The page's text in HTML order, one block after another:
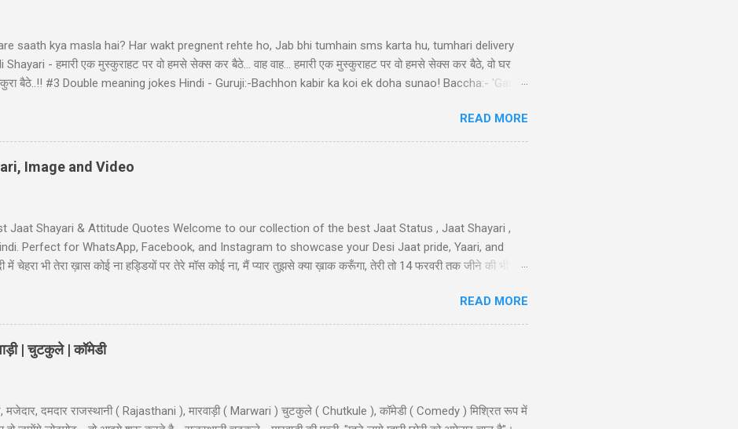
saath kya masla hai? Har wakt pregnent rehte ho, Jab bhi tumhain sms karta hu, tumhari delivery
- हमारी एक मुस्कुराहट पर वो हमसे सेक्स कर बैठे... वाह वाह... हमारी एक मुस्कुराहट पर वो हमसे सेक्स कर बैठे, वो घर
बैठे..!! #3 Double meaning jokes Hindi - Guruji:-Bachhon kabir ka koi ek doha sunao! Baccha:- 'Ganga
"bacha mera hai" Wife: wah ji wah! baratan mera,dudh mera thodasa nimbu kya nichod diya,
Gali Shayari - तुम आरजू तो करो मोहब्बत की, हम इतने भी गरीब नहीं कि... तुम आरजू तो करो मोहब्बत की, हम इतने भी गरीब
कर सकें! #6 Gali wali shayari - Ishq k sahare jiya nahi karte, Gum k pyalo ko piya nahi ka...
READ MORE
Image and Video
Jaat Shayari & Attitude Quotes Welcome to our collection of the best Jaat Status , Jaat Shayari ,
Perfect for WhatsApp, Facebook, and Instagram to showcase your Desi Jaat pride, Yaari, and
चेहरा भी तेरा ख़ास कोई ना हड्डियों पर तेरे मॉस कोई ना, मैं प्यार तुझसे क्या ख़ाक करूँगा, तेरी तो 14 फरवरी तक जीने की भी
39-Jaat-Jat-Jatt !! Jaat Fan Status जिन कामा पै सरकारी बैन है, जाट उन कामा का फैन है..!! 40-Jaat-Jat-Jatt !!
कुछ अलग सै हम जाटो...
READ MORE
| चुटकुले | कॉमेडी
दमदार राजस्थानी ( Rajasthani ), मारवाड़ी ( Marwari ) चुटकुले ( Chutkule ), कॉमेडी ( Comedy ) मिश्रित रूप में